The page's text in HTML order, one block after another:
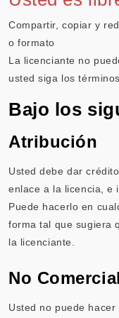
Compartir, copiar y
o formato
La licenciante no
usted siga los
Bajo los
Atribución
Usted debe dar
enlace a la licencia, e
Puede hacerlo en
forma tal que sugiera
la licenciante.
No Comercial
Usted no puede